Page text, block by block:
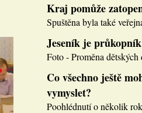
Kraj pomůže
Spuštěna byla také
Jeseník je průkopník
Foto - Proměna
Co všechno ještě
vymyslet?
Poohlédnutí o několik